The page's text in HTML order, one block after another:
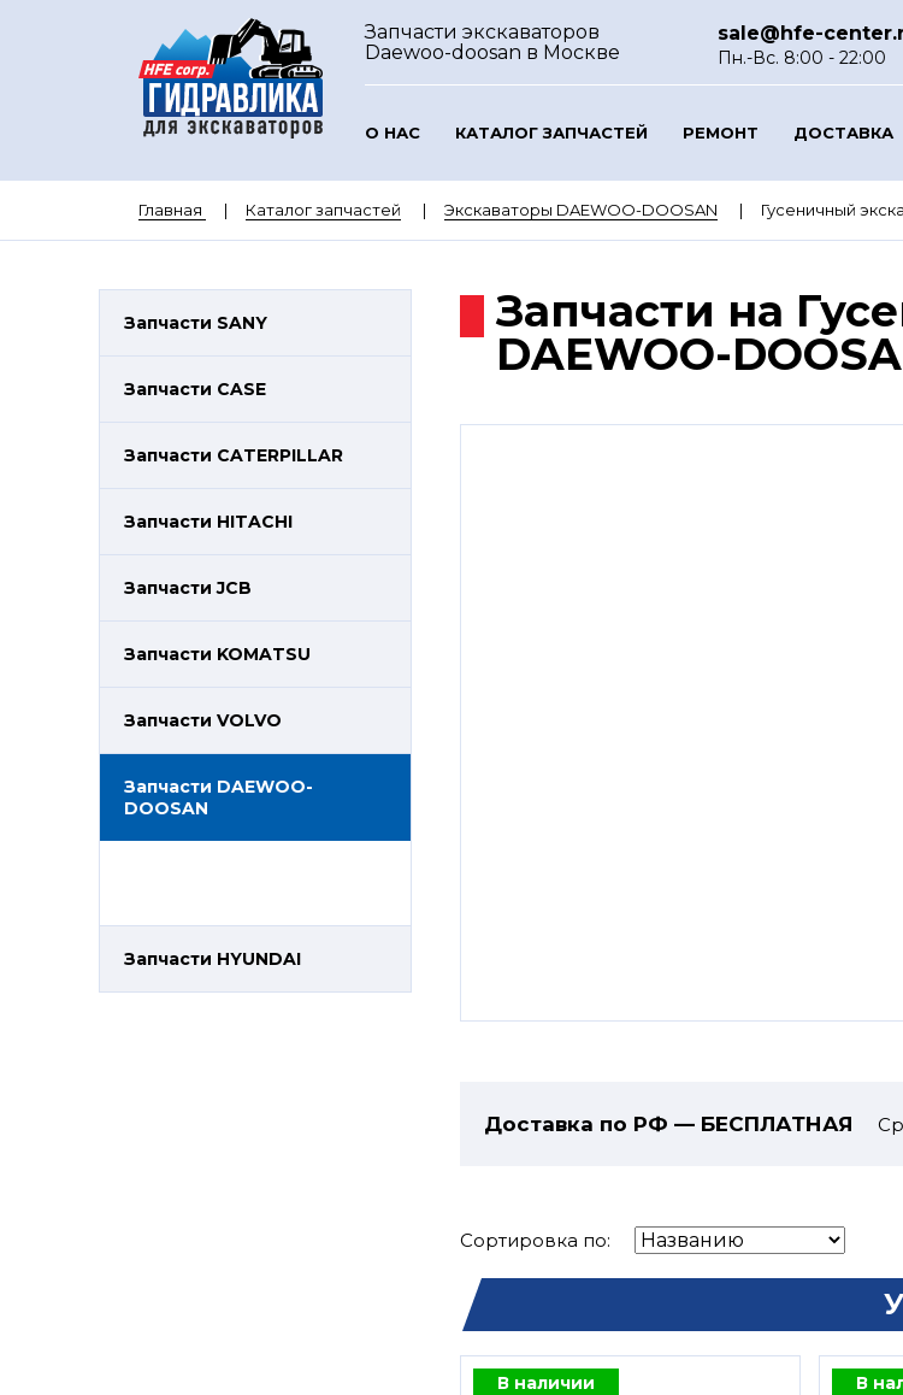
Запчасти экскаваторов
Daewoo-doosan в Москве
sale@hfe-
Пн.-Вс. 8:00 - 22:00
О НАС КАТАЛОГ ЗАПЧАСТЕЙ РЕМОНТ ДОСТАВКА
Главная Каталог запчастей Экскаваторы DAEWOO-DOOSAN Гусеничный
Запчасти SANY
Запчасти CASE
Запчасти CATERPILLAR
Запчасти HITACHI
Запчасти JCB
Запчасти KOMATSU
Запчасти VOLVO
Запчасти DAEWOO-
DOOSAN
Запчасти HYUNDAI
Запчасти на
DAEWOO-
Доставка по РФ — БЕСПЛАТНАЯ
Сортировка по:
В наличии В